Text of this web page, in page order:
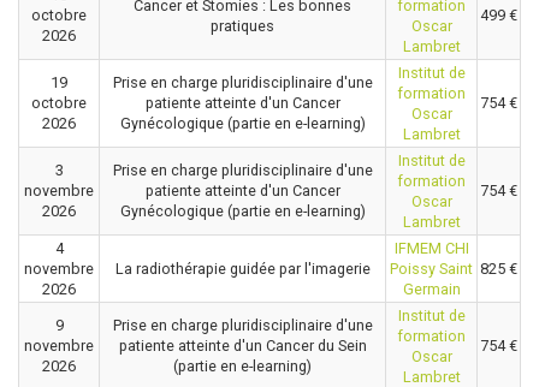
octobre
2026
Cancer et Stomies : Les bonnes
pratiques
formation
Oscar
Lambret
499 €
19
octobre
2026
Prise en charge pluridisciplinaire d'une
patiente atteinte d'un Cancer
Gynécologique (partie en e-learning)
Institut de
formation
Oscar
Lambret
754 €
3
novembre
2026
Prise en charge pluridisciplinaire d'une
patiente atteinte d'un Cancer
Gynécologique (partie en e-learning)
Institut de
formation
Oscar
Lambret
754 €
4
novembre
2026
La radiothérapie guidée par l'imagerie
IFMEM CHI
Poissy Saint
Germain
825 €
9
novembre
2026
Prise en charge pluridisciplinaire d'une
patiente atteinte d'un Cancer du Sein
(partie en e-learning)
Institut de
formation
Oscar
Lambret
754 €